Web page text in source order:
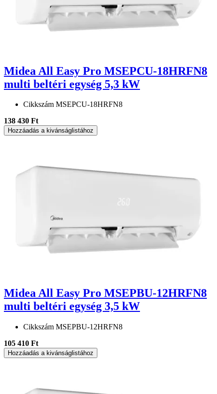
Midea All Easy Pro MSEPCU-18HRFN8
multi beltéri egység 5,3 kW
Cikkszám MSEPCU-18HRFN8
138 430 Ft
Hozzáadás a kivánságlistához
Midea All Easy Pro MSEPBU-12HRFN8
multi beltéri egység 3,5 kW
Cikkszám MSEPBU-12HRFN8
105 410 Ft
Hozzáadás a kivánságlistához